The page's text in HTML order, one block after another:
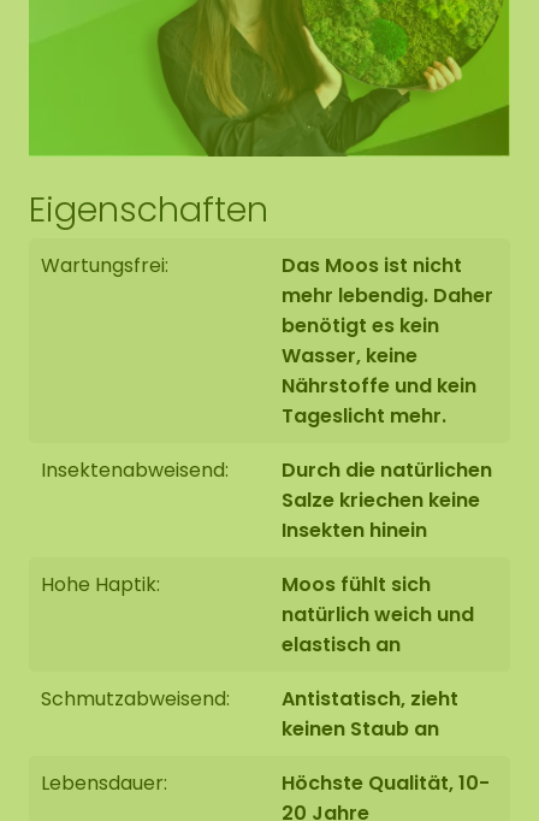
Eigenschaften
Wartungsfrei:
Das Moos ist nicht
mehr lebendig. Daher
benötigt es kein
Wasser, keine
Nährstoffe und kein
Tageslicht mehr.
Insektenabweisend:
Durch die natürlichen
Salze kriechen keine
Insekten hinein
Hohe Haptik:
Moos fühlt sich
natürlich weich und
elastisch an
Schmutzabweisend:
Antistatisch, zieht
keinen Staub an
Lebensdauer:
Höchste Qualität, 10-
20 Jahre